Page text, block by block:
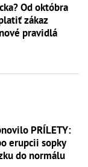
Od októbra
zákaz
pravidlá
PRÍLETY:
erupcii sopky
do normálu